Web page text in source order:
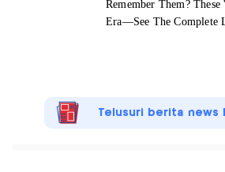
Telusuri berita news